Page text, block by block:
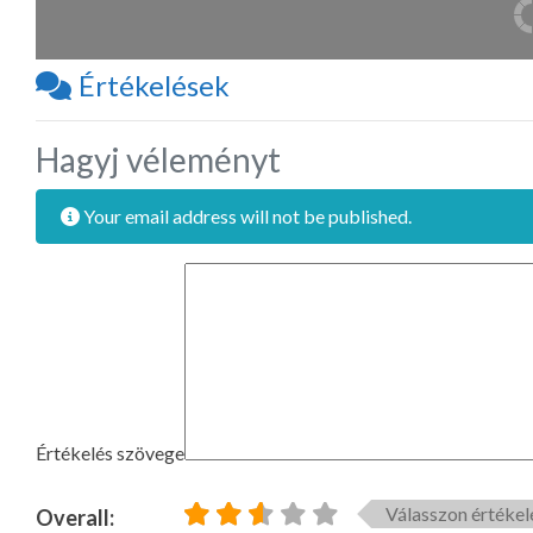
Értékelések
Hagyj véleményt
Your email address will not be published.
Értékelés szövege
Overall: Válasszon